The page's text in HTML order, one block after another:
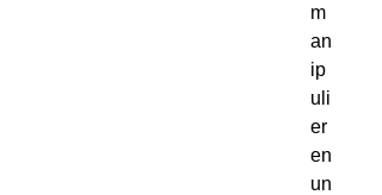
m
an
ip
uli
er
en
un